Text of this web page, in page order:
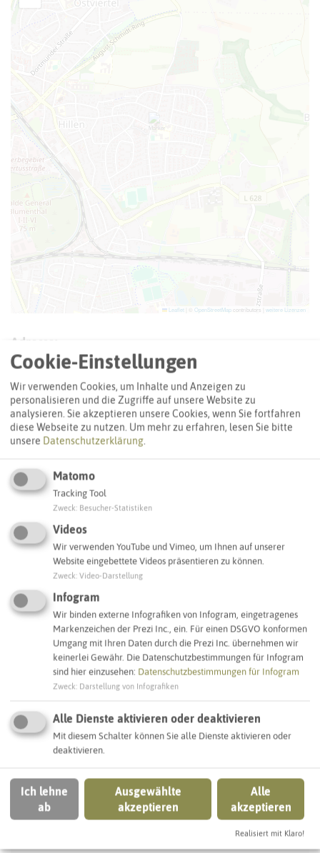
Leaflet OpenStreetMapcontributors | weitere Lizenzen
Adresse:
Gebrüder-Grimm-Schule
Nordseestraße 98
45665 Recklinghausen
Webseite
Interaktive Karte
SCHLAGWORTE
So ordnen wir dieses Objekt ein
Ganztagsschulen
Recklinghausen
IN DER UMGEBUNG
RECKLINGHAUSEN
Cookie-Einstellungen
Wir verwenden Cookies, um Inhalte und Anzeigen zu
personalisieren und die Zugriffe auf unsere Website zu
analysieren. Sie akzeptieren unsere Cookies, wenn Sie fortfahren
diese Webseite zu nutzen. Um mehr zu erfahren, lesen Sie bitte
unsere Datenschutzerklärung.
Matomo
Tracking Tool
Zweck Besucher-Statistiken
Videos
Wir verwenden YouTube und Vimeo, um Ihnen auf unserer
Website eingebettete Videos präsentieren zu können.
Zweck Video-Darstellung
Infogram
Wir binden externe Infografiken von Infogram, eingetragenes
Markenzeichen der Prezi Inc., ein. Für einen DSGVO konformen
Umgang mit Ihren Daten durch die Prezi Inc. übernehmen wir
keinerlei Gewähr. Die Datenschutzbestimmungen für Infogram
sind hier einzusehen: Datenschutzbestimmungen für Infogram
Zweck Darstellung von Infografiken
Alle Dienste aktivieren oder deaktivieren
Mit diesem Schalter können Sie alle Dienste aktivieren oder
deaktivieren.
Ich lehne
ab
Ausgewählte
akzeptieren
Alle
akzeptieren
Realisiert mit Klaro!